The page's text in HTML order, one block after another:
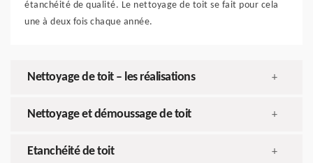
étanchéité de qualité. Le nettoyage de toit se fait pour cela
une à deux fois chaque année.
Nettoyage de toit – les réalisations +
Nettoyage et démoussage de toit +
Etanchéité de toit +